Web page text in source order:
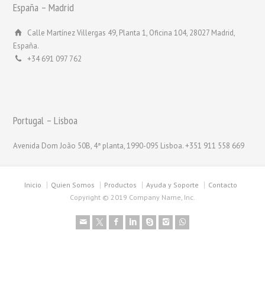
España – Madrid
Calle Martínez Villergas 49, Planta 1, Oficina 104, 28027 Madrid,
España.
+34 691 097 762
Portugal – Lisboa
Avenida Dom João 50B, 4ª planta, 1990-095 Lisboa. +351 911 558 669
Inicio Quien Somos Productos Ayuda y Soporte
Contacto
Copyright © 2019 Company Name, Inc.